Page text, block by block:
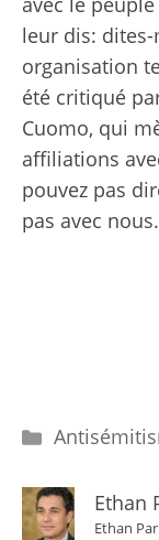
leur dis:
organisation
été critiqué
Cuomo, qui
affiliations
pouvez pas
pas avec
Catégories
Ethan
Ethan